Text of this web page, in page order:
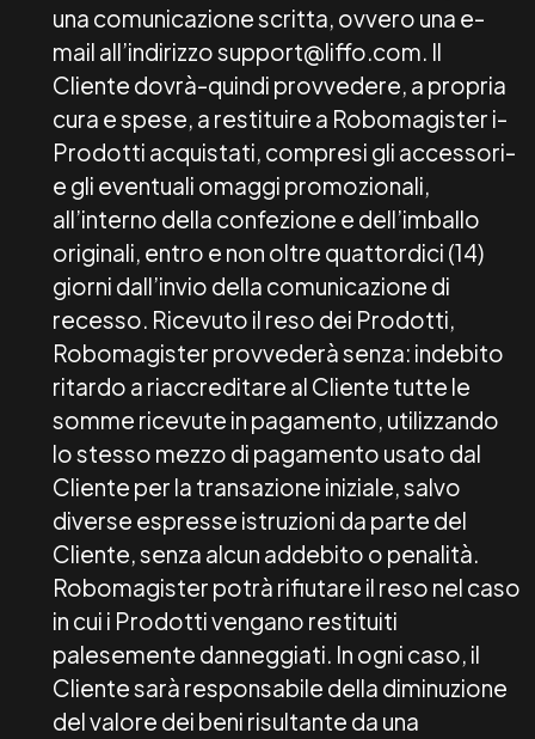
una comunicazione scritta, ovvero una e-
mail all’indirizzo support@liffo.com. Il
Cliente dovrà-quindi provvedere, a propria
cura e spese, a restituire a Robomagister i-
Prodotti acquistati, compresi gli accessori-
e gli eventuali omaggi promozionali,
all’interno della confezione e dell’imballo
originali, entro e non oltre quattordici (14)
giorni dall’invio della comunicazione di
recesso. Ricevuto il reso dei Prodotti,
Robomagister provvederà senza: indebito
ritardo a riaccreditare al Cliente tutte le
somme ricevute in pagamento, utilizzando
lo stesso mezzo di pagamento usato dal
Cliente per la transazione iniziale, salvo
diverse espresse istruzioni da parte del
Cliente, senza alcun addebito o penalità.
Robomagister potrà rifiutare il reso nel caso
in cui i Prodotti vengano restituiti
palesemente danneggiati. In ogni caso, il
Cliente sarà responsabile della diminuzione
del valore dei beni risultante da una